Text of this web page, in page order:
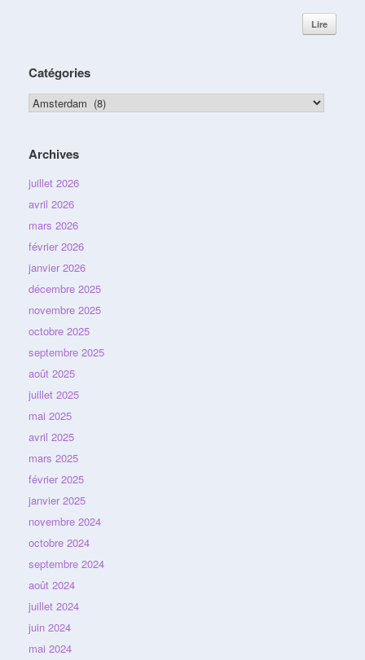
Lire
Catégories
Catégories
Archives
juillet 2026
avril 2026
mars 2026
février 2026
janvier 2026
décembre 2025
novembre 2025
octobre 2025
septembre 2025
août 2025
juillet 2025
mai 2025
avril 2025
mars 2025
février 2025
janvier 2025
novembre 2024
octobre 2024
septembre 2024
août 2024
juillet 2024
juin 2024
mai 2024